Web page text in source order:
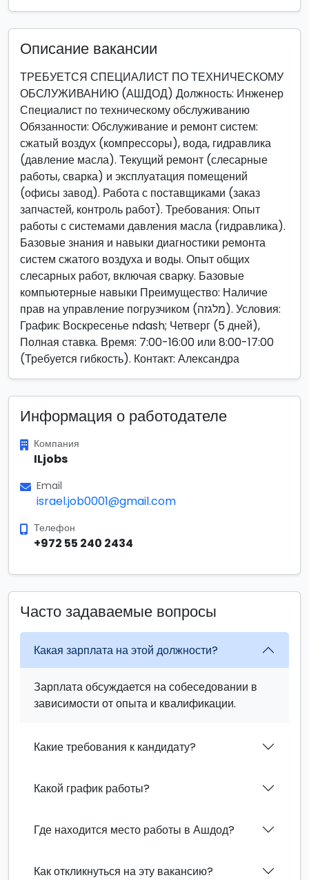
Описание вакансии
ТРЕБУЕТСЯ СПЕЦИАЛИСТ ПО ТЕХНИЧЕСКОМУ
ОБСЛУЖИВАНИЮ (АШДОД) Должность: Инженер
Специалист по техническому обслуживанию
Обязанности: Обслуживание и ремонт систем:
сжатый воздух (компрессоры), вода, гидравлика
(давление масла). Текущий ремонт (слесарные
работы, сварка) и эксплуатация помещений
(офисы завод). Работа с поставщиками (заказ
запчастей, контроль работ). Требования: Опыт
работы с системами давления масла (гидравлика).
Базовые знания и навыки диагностики ремонта
систем сжатого воздуха и воды. Опыт общих
слесарных работ, включая сварку. Базовые
компьютерные навыки Преимущество: Наличие
прав на управление погрузчиком (מלגזה). Условия:
График: Воскресенье ndash; Четверг (5 дней),
Полная ставка. Время: 7:00-16:00 или 8:00-17:00
(Требуется гибкость). Контакт: Александра
Информация о работодателе
Компания
ILjobs
Email
israel.job0001@gmail.com
Телефон
+972 55 240 2434
Часто задаваемые вопросы
Какая зарплата на этой должности?
Зарплата обсуждается на собеседовании в
зависимости от опыта и квалификации.
Какие требования к кандидату?
Какой график работы?
Где находится место работы в Ашдод?
Как откликнуться на эту вакансию?